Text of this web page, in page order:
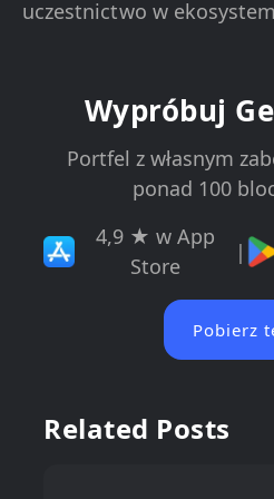
uczestnictwo w
Wypróbuj
Portfel z własnym
ponad 100
4,9 ★ w App
Store
|
Pobierz
Related Posts